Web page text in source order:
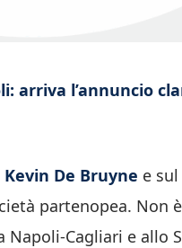
arriva l’annuncio
Kevin De Bruyne e
partenopea. Non
Napoli-Cagliari e allo